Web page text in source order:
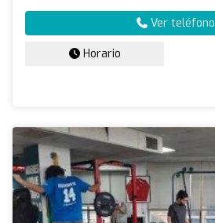
Ver teléfono
Horario